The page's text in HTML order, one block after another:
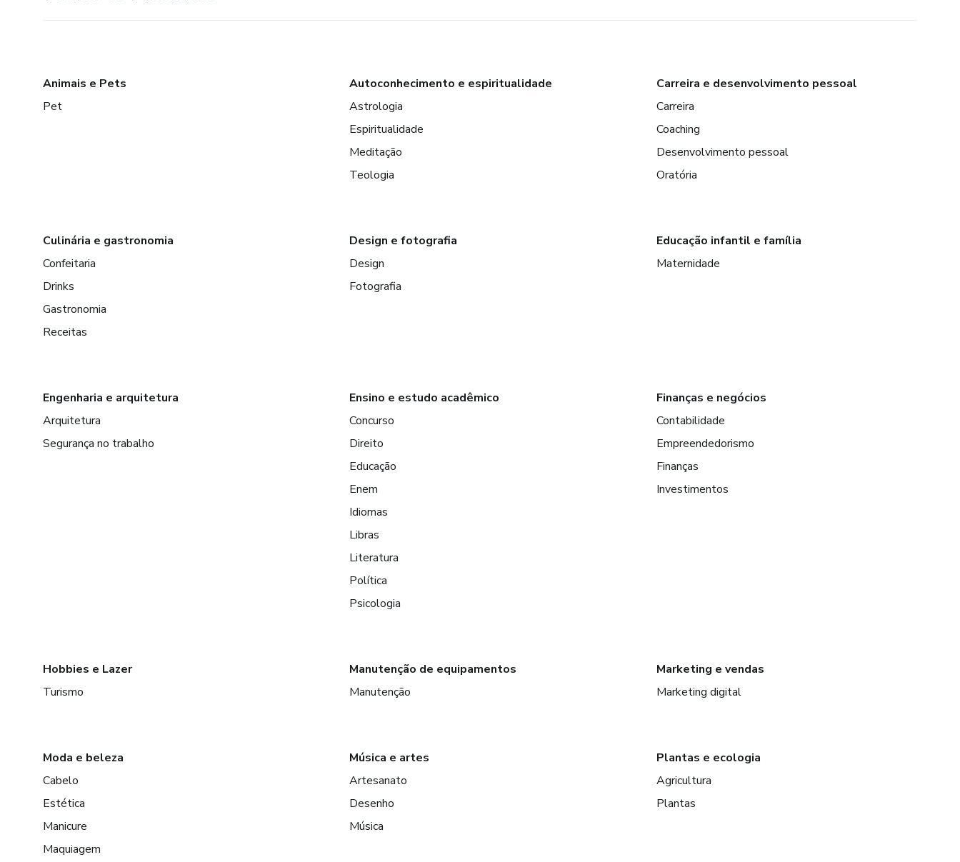
Animais e Pets
Pet
Autoconhecimento e espiritualidade
Astrologia
Espiritualidade
Meditação
Teologia
Carreira e desenvolvimento pessoal
Carreira
Coaching
Desenvolvimento pessoal
Oratória
Culinária e gastronomia
Confeitaria
Drinks
Gastronomia
Receitas
Design e fotografia
Design
Fotografia
Educação infantil e família
Maternidade
Engenharia e arquitetura
Arquitetura
Segurança no trabalho
Ensino e estudo acadêmico
Concurso
Direito
Educação
Enem
Idiomas
Libras
Literatura
Política
Psicologia
Finanças e negócios
Contabilidade
Empreendedorismo
Finanças
Investimentos
Hobbies e Lazer
Turismo
Manutenção de equipamentos
Manutenção
Marketing e vendas
Marketing digital
Moda e beleza
Cabelo
Estética
Manicure
Maquiagem
Música e artes
Artesanato
Desenho
Música
Plantas e ecologia
Agricultura
Plantas